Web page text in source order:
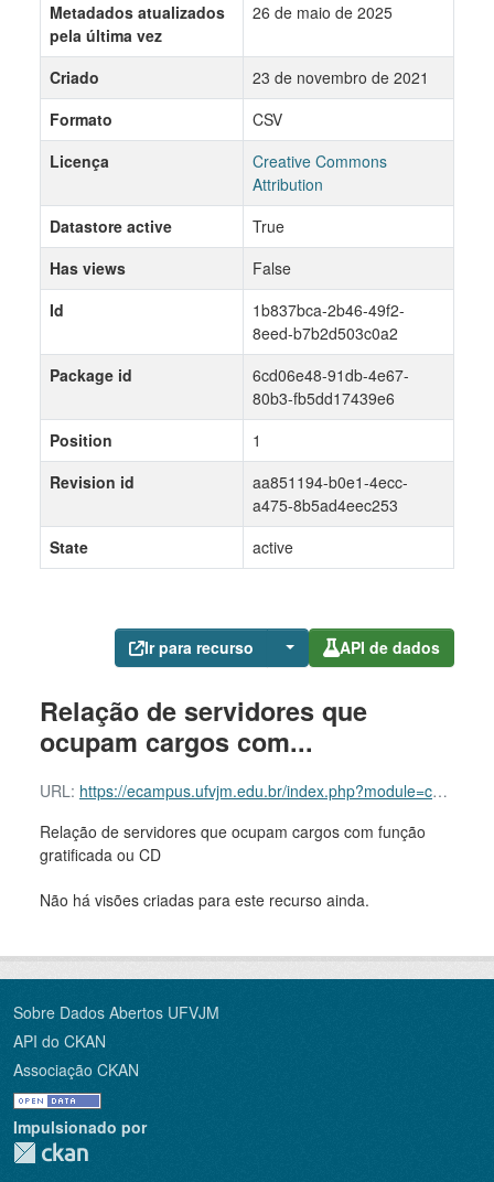
Ir para recurso API de dados
Relação de servidores que
ocupam cargos com...
URL: https://ecampus.ufvjm.edu.br/index.php?module=common&action=indicadorescsv&idconsulta=50&event=btnProcessaConsulta:click
Relação de servidores que ocupam cargos com função
gratificada ou CD
Não há visões criadas para este recurso ainda.
Metadados atualizados
pela última vez
26 de maio de 2025
Criado
23 de novembro de 2021
Formato
CSV
Licença
Creative Commons
Attribution
Datastore active
True
Has views
False
Id
1b837bca-2b46-49f2-
8eed-b7b2d503c0a2
Package id
6cd06e48-91db-4e67-
80b3-fb5dd17439e6
Position
1
Revision id
aa851194-b0e1-4ecc-
a475-8b5ad4eec253
State
active
Sobre Dados Abertos UFVJM
API do CKAN
Associação CKAN
Impulsionado por